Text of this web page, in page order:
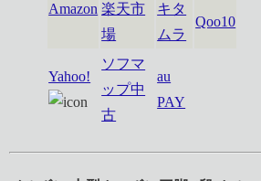
Amazon 楽天市
場
キタ
ムラ
Qoo10
Yahoo!
ソフマ
ップ中
古
au
PAY